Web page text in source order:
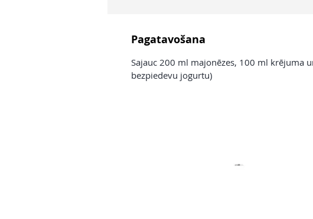
Pagatavošana
Sajauc 200 ml majonēzes, 100 ml krējuma
bezpiedevu jogurtu)